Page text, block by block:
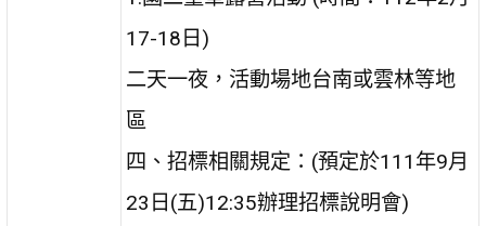
17-18日)
二天一夜，活動場地台南或雲林等地
區
四、招標相關規定：(預定於111年9月
23日(五)12:35辦理招標說明會)